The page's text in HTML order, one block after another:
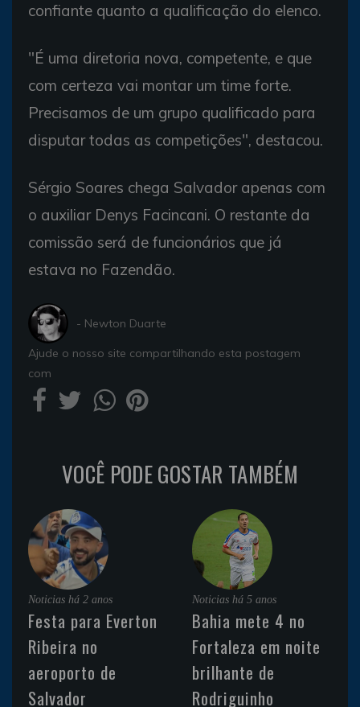
confiante quanto a qualificação do elenco.
"É uma diretoria nova, competente, e que
com certeza vai montar um time forte.
Precisamos de um grupo qualificado para
disputar todas as competições", destacou.
Sérgio Soares chega Salvador apenas com
o auxiliar Denys Facincani. O restante da
comissão será de funcionários que já
estava no Fazendão.
- Newton Duarte
Ajude o nosso site compartilhando esta postagem
com
VOCÊ PODE GOSTAR TAMBÉM
Noticias há 2 anos
Festa para Everton
Ribeira no
aeroporto de
Salvador
Noticias há 5 anos
Bahia mete 4 no
Fortaleza em noite
brilhante de
Rodriguinho